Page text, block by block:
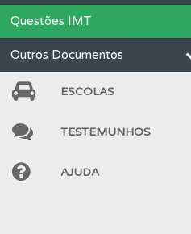
Questões IMT
Outros Documentos
ESCOLAS
TESTEMUNHOS
AJUDA